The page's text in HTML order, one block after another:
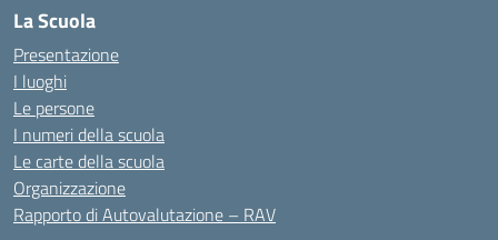
La Scuola
Presentazione
I luoghi
Le persone
I numeri della scuola
Le carte della scuola
Organizzazione
Rapporto di Autovalutazione – RAV